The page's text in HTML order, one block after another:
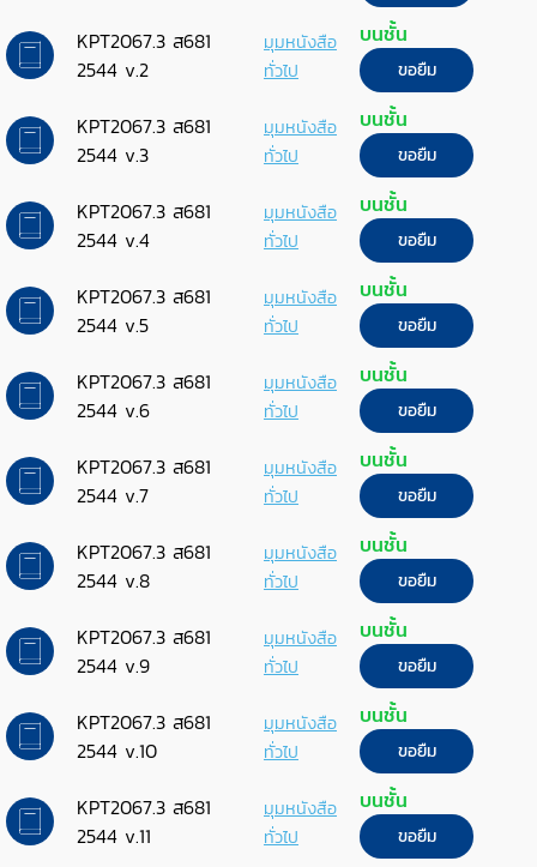
KPT2067.3 ส681
2544 v.2
มุมหนังสือ
ทั่วไป
บนชั้น
ขอยืม
KPT2067.3 ส681
2544 v.3
มุมหนังสือ
ทั่วไป
บนชั้น
ขอยืม
KPT2067.3 ส681
2544 v.4
มุมหนังสือ
ทั่วไป
บนชั้น
ขอยืม
KPT2067.3 ส681
2544 v.5
มุมหนังสือ
ทั่วไป
บนชั้น
ขอยืม
KPT2067.3 ส681
2544 v.6
มุมหนังสือ
ทั่วไป
บนชั้น
ขอยืม
KPT2067.3 ส681
2544 v.7
มุมหนังสือ
ทั่วไป
บนชั้น
ขอยืม
KPT2067.3 ส681
2544 v.8
มุมหนังสือ
ทั่วไป
บนชั้น
ขอยืม
KPT2067.3 ส681
2544 v.9
มุมหนังสือ
ทั่วไป
บนชั้น
ขอยืม
KPT2067.3 ส681
2544 v.10
มุมหนังสือ
ทั่วไป
บนชั้น
ขอยืม
KPT2067.3 ส681
2544 v.11
มุมหนังสือ
ทั่วไป
บนชั้น
ขอยืม